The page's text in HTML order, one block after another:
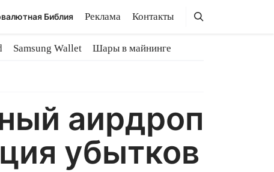
Библия Реклама Контакты Поиск
Поиск
Samsung Wallet
Шары в майнинге
аирдроп
убытков